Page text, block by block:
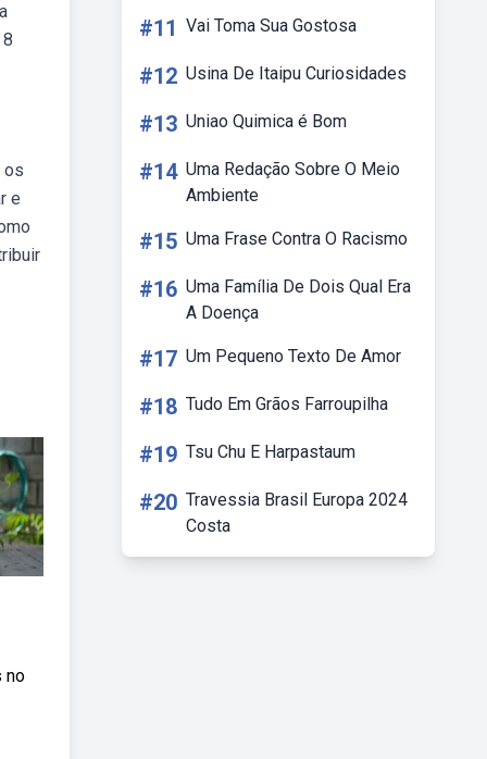
os
e
no
#11 Vai Toma Sua Gostosa
#12 Usina De Itaipu Curiosidades
#13 Uniao Quimica é Bom
#14 Uma Redação Sobre O Meio
Ambiente
#15 Uma Frase Contra O Racismo
#16 Uma Família De Dois Qual Era
A Doença
#17 Um Pequeno Texto De Amor
#18 Tudo Em Grãos Farroupilha
#19 Tsu Chu E Harpastaum
#20 Travessia Brasil Europa 2024
Costa